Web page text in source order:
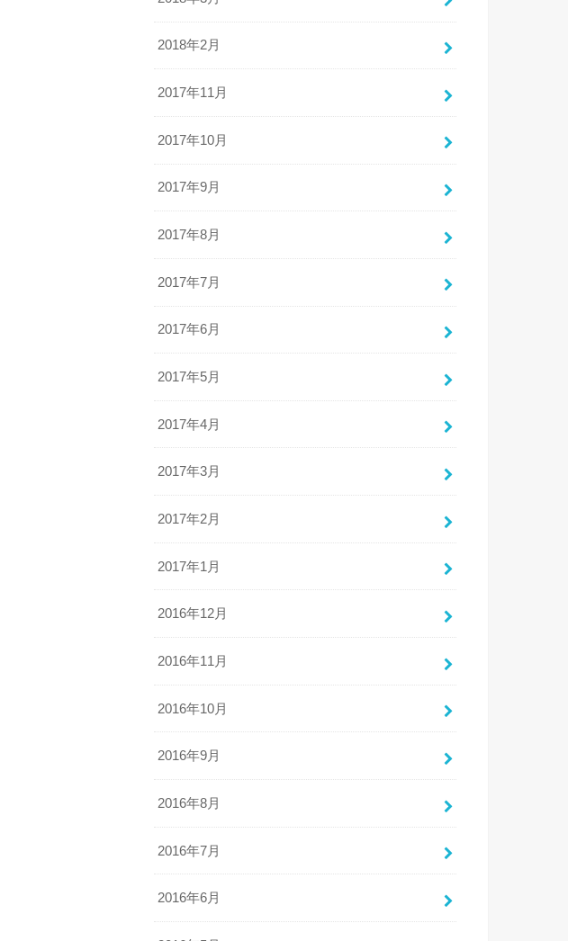
2018年2月
2017年11月
2017年10月
2017年9月
2017年8月
2017年7月
2017年6月
2017年5月
2017年4月
2017年3月
2017年2月
2017年1月
2016年12月
2016年11月
2016年10月
2016年9月
2016年8月
2016年7月
2016年6月